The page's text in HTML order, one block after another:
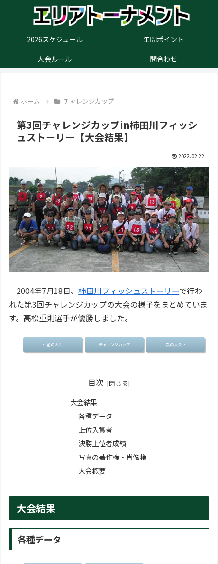
2026スケジュール
年間ポイント
大会ルール
問合わせ
ホーム チャレンジカップ
第3回チャレンジカップin柿田川フィッシ
ュストーリー【大会結果】
2022.02.22
2004年7月18日、柿田川フィッシュストーリーで行わ
れた第3回チャレンジカップの大会の様子をまとめていま
す。高松重則選手が優勝しました。
< 前の大会 チャレンジカップ 次の大会 >
目次
大会結果
各種データ
上位入賞者
決勝上位者成績
写真の著作権・肖像権
大会概要
大会結果
各種データ